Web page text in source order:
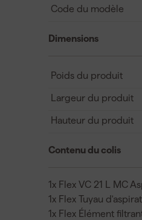
Code du modèle
Dimensions
Poids du produit
Largeur du produit
Hauteur du produit
Contenu du colis
1x Flex VC 21 L MC
1x Flex Tuyau
1x Flex Élément